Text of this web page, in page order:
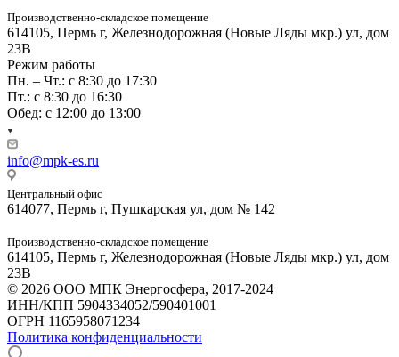
Производственно-складское помещение
614105, Пермь г, Железнодорожная (Новые Ляды мкр.) ул, дом
23В
Режим работы
Пн. – Чт.: с 8:30 до 17:30
Пт.: с 8:30 до 16:30
Обед: с 12:00 до 13:00
info@mpk-es.ru
Центральный офис
614077, Пермь г, Пушкарская ул, дом № 142
Производственно-складское помещение
614105, Пермь г, Железнодорожная (Новые Ляды мкр.) ул, дом
23В
© 2026 ООО МПК Энергосфера, 2017-2024
ИНН/КПП 5904334052/590401001
ОГРН 1165958071234
Политика конфиденциальности